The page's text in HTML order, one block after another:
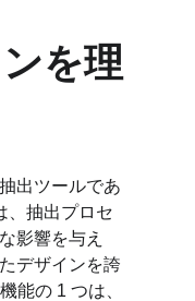
を理
出ツールであ
、抽出プロセ
影響を与え
デザインを誇
能の 1 つは、